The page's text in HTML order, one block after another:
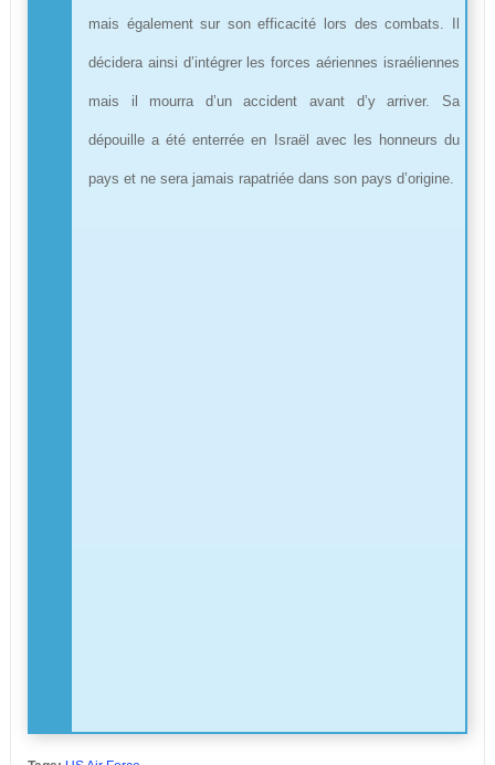
mais également sur son efficacité lors des combats. Il
décidera ainsi d’intégrer les forces aériennes israéliennes
mais il mourra d’un accident avant d’y arriver. Sa
dépouille a été enterrée en Israël avec les honneurs du
pays et ne sera jamais rapatriée dans son pays d’origine.